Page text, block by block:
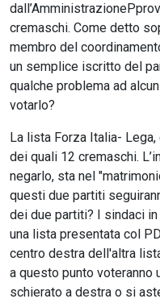
cremaschi. Come detto
membro del
un semplice iscritto del
qualche problema ad
votarlo?
La lista Forza Italia-
dei quali 12 cremaschi.
negarlo, sta nel
questi due partiti
dei due partiti? I sindaci
una lista presentata col
centro destra dell'altra
a questo punto voteranno
schierato a destra o si